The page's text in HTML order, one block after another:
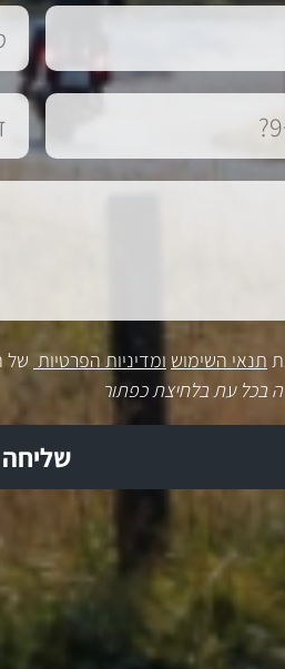
תנאי השימוש ומדיניות הפרטיות של
בכל עת בלחיצת כפתור
שליחה